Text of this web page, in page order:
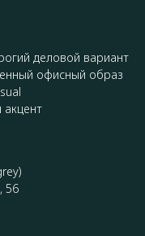
деловой вариант
офисный образ
56